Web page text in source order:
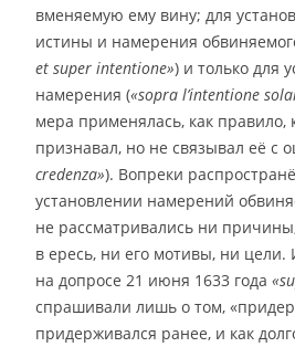
вменяемую ему вину; для
истины и намерения
et super intentione») и только для
намерения («sopra l’intentione
мера применялась, как правило,
признавал, но не связывал её с
credenza»). Вопреки
установлении намерений
не рассматривались ни
в ересь, ни его мотивы, ни
на допросе 21 июня 1633 года
спрашивали лишь о том,
придерживался ранее, и как